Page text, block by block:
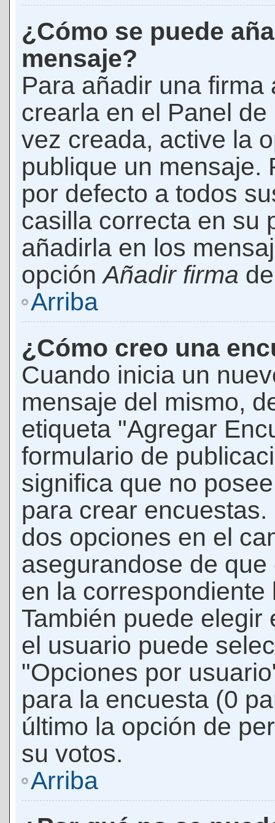
¿Cómo se puede
mensaje?
Para añadir una
crearla en el Panel
vez creada, active la
publique un mensaje.
por defecto a todos
casilla correcta en su
añadirla en los
opciónAñadir firma
Arriba
¿Cómo creo una
Cuando inicia un
mensaje del mismo,
etiqueta "Agregar
formulario de
significa que no
para crear
dos opciones en el
asegurandose de
en la
También puede
el usuario puede
"Opciones por
para la encuesta (0
último la opción de
su votos.
Arriba